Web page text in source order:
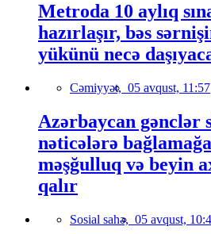
Metroda 10 aylıq
hazırlaşır, bəs
yükünü necə
Cəmiyyət, 05 avqust, 11:57
Azərbaycan gənclər
nəticələrə
məşğulluq və beyin
qalır
Sosial sahə, 05 avqust,